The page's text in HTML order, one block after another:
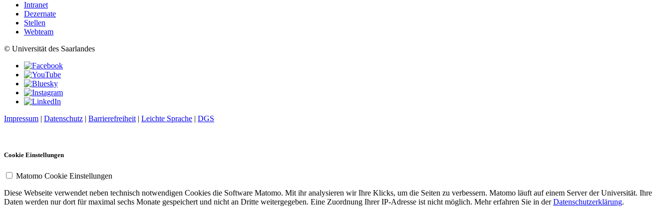
Intranet
Dezernate
Stellen
Webteam
© Universität des Saarlandes
Impressum | Datenschutz | Barrierefreiheit | Leichte Sprache | DGS
Cookie Einstellungen
Matomo Cookie Einstellungen
Diese Webseite verwendet neben technisch notwendigen Cookies die Software Matomo. Mit ihr analysieren wir Ihre Klicks, um die Seiten zu verbessern. Matomo läuft auf einem Server der Universität. Ihre
Daten werden nur dort für maximal sechs Monate gespeichert und nicht an Dritte weitergegeben. Eine Zuordnung Ihrer IP-Adresse ist nicht möglich. Mehr erfahren Sie in derDatenschutzerklärung.